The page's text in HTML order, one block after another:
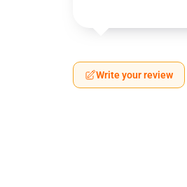
Write your review